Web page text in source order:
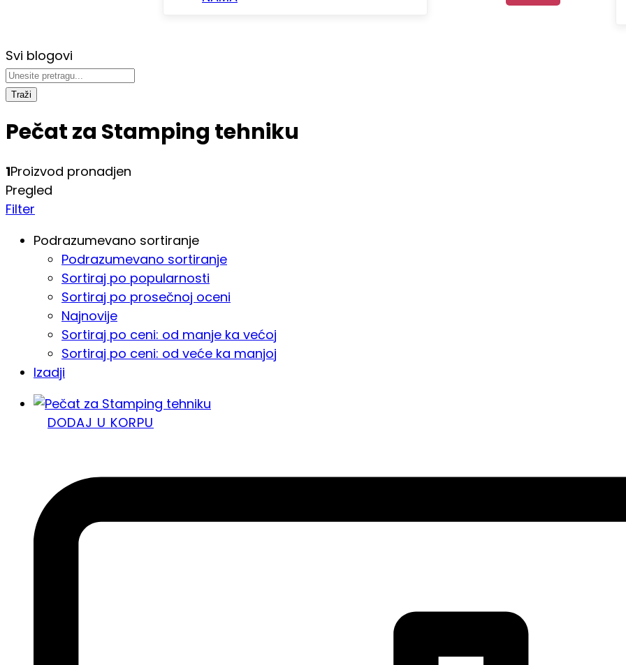
Svi blogovi
Traži
Pečat za Stamping tehniku
1Proizvod pronadjen
Pregled
Filter
Podrazumevano sortiranje
Podrazumevano sortiranje
Sortiraj po popularnosti
Sortiraj po prosečnoj oceni
Najnovije
Sortiraj po ceni: od manje ka većoj
Sortiraj po ceni: od veće ka manjoj
Izadji
DODAJ U KORPU